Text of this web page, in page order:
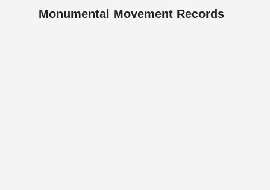
Monumental Movement Records